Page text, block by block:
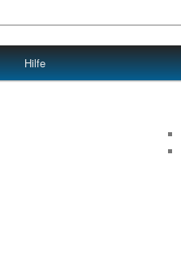
Hilfe